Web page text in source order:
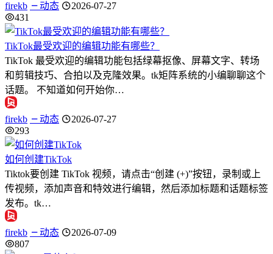
firekb 动态
2026-07-27
431
TikTok最受欢迎的编辑功能有哪些？
TikTok 最受欢迎的编辑功能包括绿幕抠像、屏幕文字、转场
和剪辑技巧、合拍以及克隆效果。tk矩阵系统的小编聊聊这个
话题。 不知道如何开始你…
firekb 动态
2026-07-27
293
如何创建TikTok
Tiktok要创建 TikTok 视频，请点击“创建 (+)”按钮，录制或上
传视频，添加声音和特效进行编辑，然后添加标题和话题标签
发布。tk…
firekb 动态
2026-07-09
807